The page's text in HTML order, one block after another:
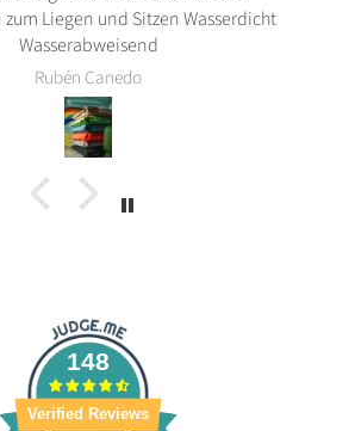
Sabine Puschner
148
Verified Reviews